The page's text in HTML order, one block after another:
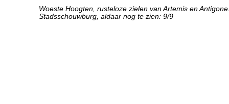
Woeste Hoogten, rusteloze zielen van Artemis en
Stadsschouwburg, aldaar nog te zien: 9/9